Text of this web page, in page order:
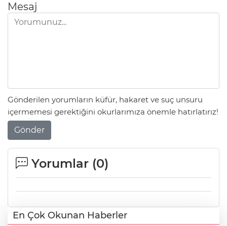
Mesaj
Gönderilen yorumların küfür, hakaret ve suç unsuru
içermemesi gerektiğini okurlarımıza önemle hatırlatırız!
Gönder
Yorumlar (0)
En Çok Okunan Haberler